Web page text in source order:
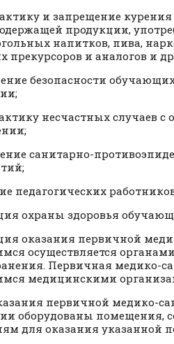
и запрещение
продукции,
напитков, пива,
прекурсоров и аналогов и
безопасности
несчастных случаев
санитарно-
педагогических
охраны здоровья
оказания первичной
осуществляется
Первичная медико-
медицинскими
первичной медико-
оборудованы помещения,
для оказания указанной